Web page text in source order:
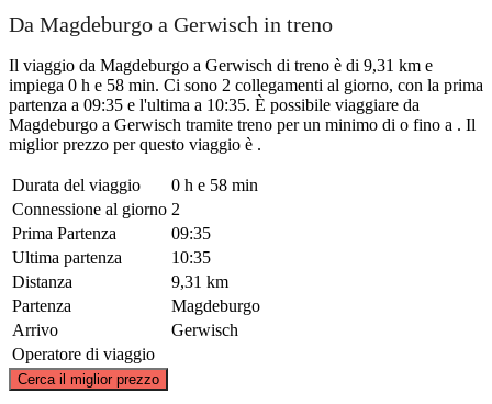
Da Magdeburgo a Gerwisch in treno
Il viaggio da Magdeburgo a Gerwisch di treno è di 9,31 km e
impiega 0 h e 58 min. Ci sono 2 collegamenti al giorno, con la prima
partenza a 09:35 e l'ultima a 10:35. È possibile viaggiare da
Magdeburgo a Gerwisch tramite treno per un minimo di o fino a . Il
miglior prezzo per questo viaggio è .
Durata del viaggio
0 h e 58 min
Connessione al giorno 2
Prima Partenza
09:35
Ultima partenza
10:35
Distanza
9,31 km
Partenza
Magdeburgo
Arrivo
Gerwisch
Operatore di viaggio
Cerca il miglior prezzo